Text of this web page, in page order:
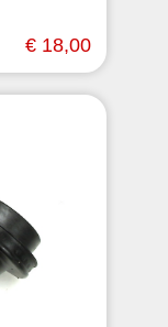
€ 18,00